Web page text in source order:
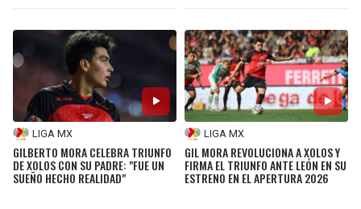
LIGA MX
GILBERTO MORA CELEBRA TRIUNFO
DE XOLOS CON SU PADRE: "FUE UN
SUEÑO HECHO REALIDAD"
LIGA MX
GIL MORA REVOLUCIONA A XOLOS Y
FIRMA EL TRIUNFO ANTE LEÓN EN SU
ESTRENO EN EL APERTURA 2026